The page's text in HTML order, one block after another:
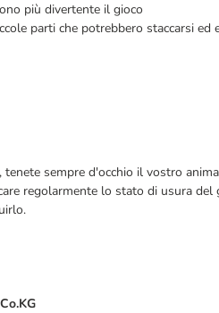
più divertente il gioco
parti che potrebbero staccarsi ed
sempre d'occhio il vostro
regolarmente lo stato di usura